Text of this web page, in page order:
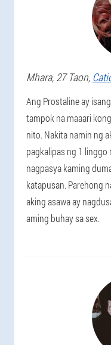
Mhara, 27 Taon,
Ang Prostaline ay
tampok na maaari
nito. Nakita namin ng
pagkalipas ng 1 linggo
nagpasya kaming
katapusan. Parehong
aking asawa ay
aming buhay sa sex.